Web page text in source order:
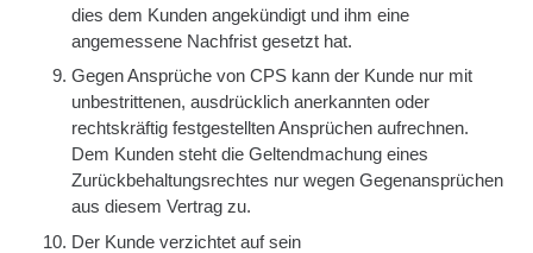
dies dem Kunden angekündigt und ihm eine
angemessene Nachfrist gesetzt hat.
Gegen Ansprüche von CPS kann der Kunde nur mit
unbestrittenen, ausdrücklich anerkannten oder
rechtskräftig festgestellten Ansprüchen aufrechnen.
Dem Kunden steht die Geltendmachung eines
Zurückbehaltungsrechtes nur wegen Gegenansprüchen
aus diesem Vertrag zu.
Der Kunde verzichtet auf sein